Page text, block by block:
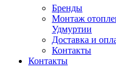
Бренды
Монтаж
Удмуртии
Доставка и
Контакты
Контакты